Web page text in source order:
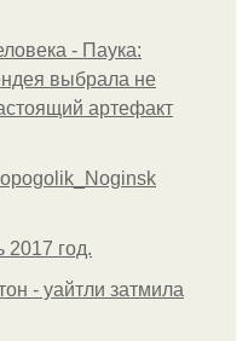
- Паука:
выбрала не
артефакт
2017 год.
- уайтли затмила